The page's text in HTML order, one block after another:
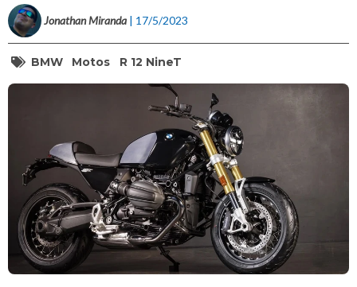
Jonathan Miranda | 17/5/2023
BMW Motos R 12 NineT